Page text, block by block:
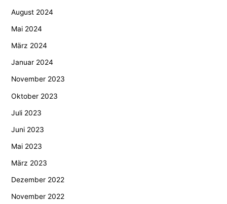
August 2024
Mai 2024
März 2024
Januar 2024
November 2023
Oktober 2023
Juli 2023
Juni 2023
Mai 2023
März 2023
Dezember 2022
November 2022